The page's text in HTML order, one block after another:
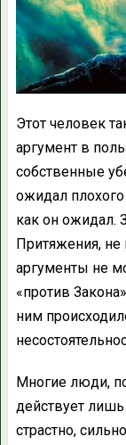
Этот человек
аргумент в
собственные
ожидал плохого
как он ожидал.
Притяжения, не
аргументы не
«против
ним
Многие люди,
действует
страстно,